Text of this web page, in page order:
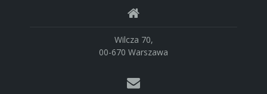
Wilcza 70,
00-670 Warszawa